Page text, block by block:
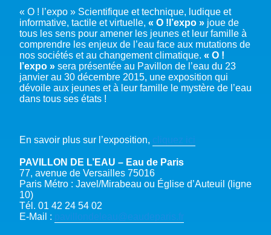
« O ! l’expo » Scientifique et technique, ludique et
informative, tactile et virtuelle, « O !l’expo » joue de
tous les sens pour amener les jeunes et leur famille à
comprendre les enjeux de l’eau face aux mutations de
nos sociétés et au changement climatique. « O !
l’expo » sera présentée au Pavillon de l’eau du 23
janvier au 30 décembre 2015, une exposition qui
dévoile aux jeunes et à leur famille le mystère de l’eau
dans tous ses états !
En savoir plus sur l’exposition, cliquez ici
PAVILLON DE L’EAU – Eau de Paris
77, avenue de Versailles 75016
Paris Métro : Javel/Mirabeau ou Église d’Auteuil (ligne
10)
Tél. 01 42 24 54 02
E-Mail : pavillondeleau@eaudeparis.fr